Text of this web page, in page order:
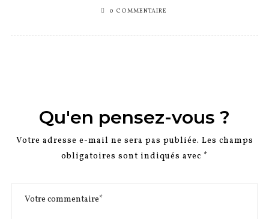
0 COMMENTAIRE
Qu'en pensez-vous ?
Votre adresse e-mail ne sera pas publiée. Les champs
obligatoires sont indiqués avec *